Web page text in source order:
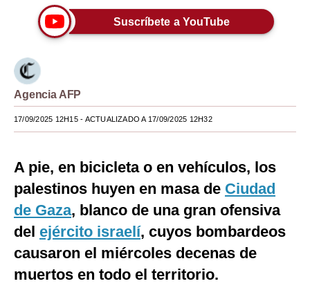
Moda
Mundo
EEUU
Internacional
Tecnología
Club del Suscriptor
Suscríbete a YouTube
Agencia AFP
17/09/2025 12H15- ACTUALIZADO A 17/09/2025 12H32
A pie, en bicicleta o en vehículos, los
palestinos huyen en masa de Ciudad
de Gaza, blanco de una gran ofensiva
del ejército israelí, cuyos bombardeos
causaron el miércoles decenas de
muertos en todo el territorio.